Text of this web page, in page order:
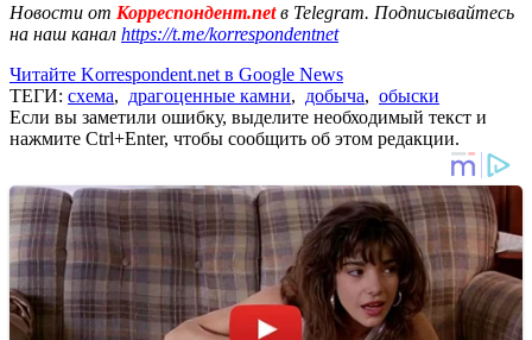
Новости от Корреспондент.netв Telegram. Подписывайтесь
на наш канал https://t.me/korrespondentnet
Читайте Korrespondent.net в Google News
ТЕГИ: схема, драгоценные камни, добыча, обыски
Если вы заметили ошибку, выделите необходимый текст и
нажмите Ctrl+Enter, чтобы сообщить об этом редакции.